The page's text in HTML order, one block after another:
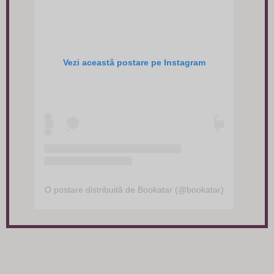
Vezi această postare pe Instagram
O postare distribuită de Bookatar (@bookatar)